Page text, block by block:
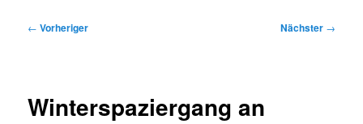
Beitragsnavigation
← Vorheriger Nächster →
Winterspaziergang an